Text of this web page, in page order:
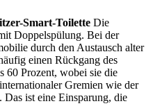
Smart-Toilette Die
Doppelspülung. Bei der
durch den Austausch alter
einen Rückgang des
60 Prozent, wobei sie die
Gremien wie der
. Das ist eine Einsparung, die